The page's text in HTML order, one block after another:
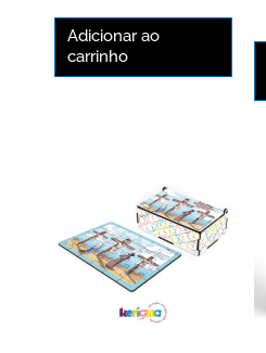
Adicionar ao
carrinho